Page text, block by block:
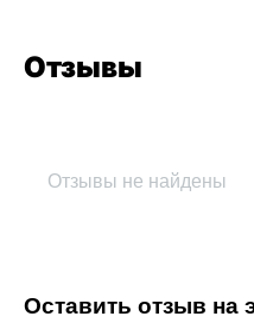
Отзывы
Отзывы не найдены
Оставить отзыв на